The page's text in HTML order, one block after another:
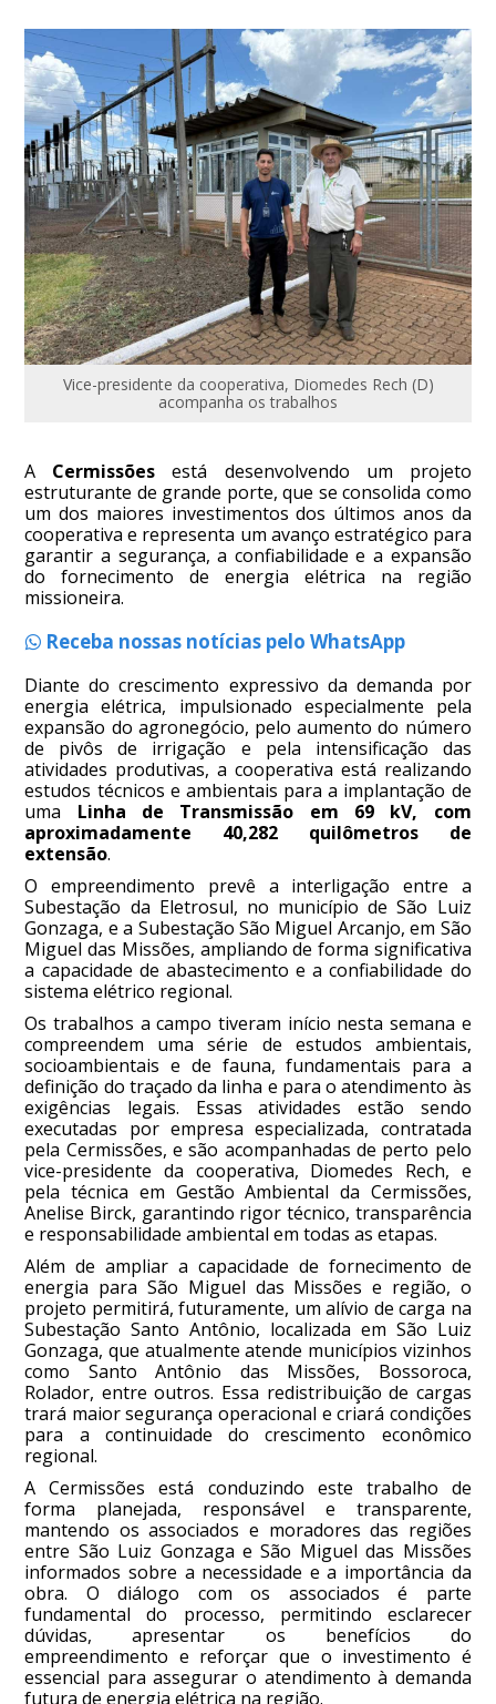
Vice-presidente da cooperativa, Diomedes Rech (D)
acompanha os trabalhos
A Cermissões está desenvolvendo um projeto
estruturante de grande porte, que se consolida como
um dos maiores investimentos dos últimos anos da
cooperativa e representa um avanço estratégico para
garantir a segurança, a confiabilidade e a expansão
do fornecimento de energia elétrica na região
missioneira.
Receba nossas notícias pelo WhatsApp
Diante do crescimento expressivo da demanda por
energia elétrica, impulsionado especialmente pela
expansão do agronegócio, pelo aumento do número
de pivôs de irrigação e pela intensificação das
atividades produtivas, a cooperativa está realizando
estudos técnicos e ambientais para a implantação de
uma Linha de Transmissão em 69 kV, com
aproximadamente 40,282 quilômetros de
extensão.
O empreendimento prevê a interligação entre a
Subestação da Eletrosul, no município de São Luiz
Gonzaga, e a Subestação São Miguel Arcanjo, em São
Miguel das Missões, ampliando de forma significativa
a capacidade de abastecimento e a confiabilidade do
sistema elétrico regional.
Os trabalhos a campo tiveram início nesta semana e
compreendem uma série de estudos ambientais,
socioambientais e de fauna, fundamentais para a
definição do traçado da linha e para o atendimento às
exigências legais. Essas atividades estão sendo
executadas por empresa especializada, contratada
pela Cermissões, e são acompanhadas de perto pelo
vice-presidente da cooperativa, Diomedes Rech, e
pela técnica em Gestão Ambiental da Cermissões,
Anelise Birck, garantindo rigor técnico, transparência
e responsabilidade ambiental em todas as etapas.
Além de ampliar a capacidade de fornecimento de
energia para São Miguel das Missões e região, o
projeto permitirá, futuramente, um alívio de carga na
Subestação Santo Antônio, localizada em São Luiz
Gonzaga, que atualmente atende municípios vizinhos
como Santo Antônio das Missões, Bossoroca,
Rolador, entre outros. Essa redistribuição de cargas
trará maior segurança operacional e criará condições
para a continuidade do crescimento econômico
regional.
A Cermissões está conduzindo este trabalho de
forma planejada, responsável e transparente,
mantendo os associados e moradores das regiões
entre São Luiz Gonzaga e São Miguel das Missões
informados sobre a necessidade e a importância da
obra. O diálogo com os associados é parte
fundamental do processo, permitindo esclarecer
dúvidas, apresentar os benefícios do
empreendimento e reforçar que o investimento é
essencial para assegurar o atendimento à demanda
futura de energia elétrica na região.